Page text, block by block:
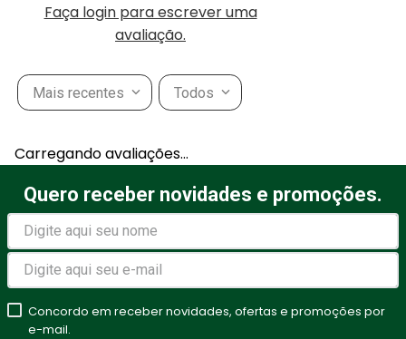
Faça login para escrever uma
avaliação.
Mais recentes Todos
Carregando avaliações…
Quero receber novidades e promoções.
Concordo em receber novidades, ofertas e promoções por
e-mail.